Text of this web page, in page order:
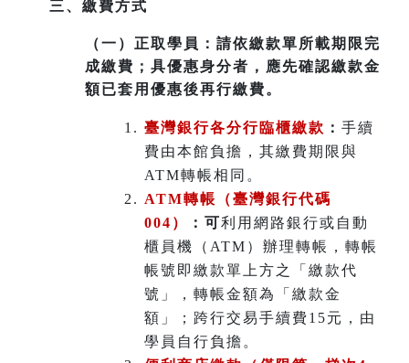
三、繳費方式
（一） 正取學員：請依繳款單所載期限完
成繳費；具優惠身分者，應先確認繳款金
額已套用優惠後再行繳費。
臺灣銀行各分行臨櫃繳款 ： 手續
費由本館負擔，其繳費期限與
ATM轉帳相同。
ATM轉帳（臺灣銀行代碼
004）
：可利用網路銀行或自動
櫃員機（ATM）辦理轉帳，轉帳
帳號即繳款單上方之「繳款代
號」，轉帳金額為「繳款金
額」；跨行交易手續費15元，由
學員自行負擔。